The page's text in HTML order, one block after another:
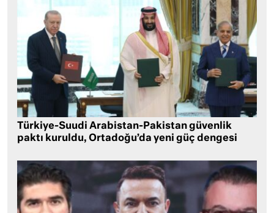
Türkiye-Suudi Arabistan-Pakistan güvenlik
paktı kuruldu, Ortadoğu’da yeni güç dengesi